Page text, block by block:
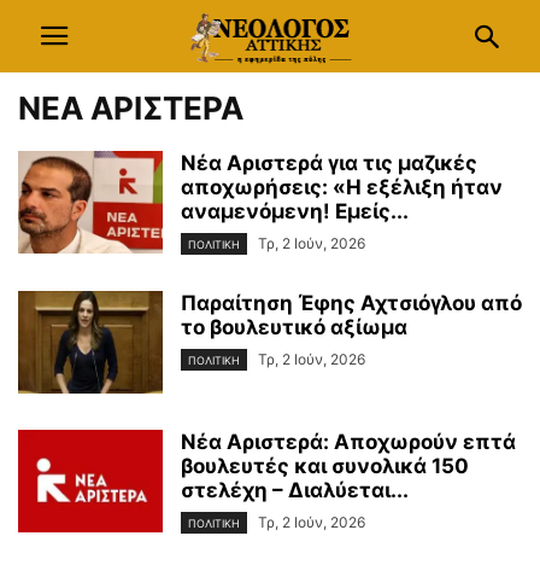
ΝΕΑ ΑΡΙΣΤΕΡΑ
Νέα Αριστερά για τις μαζικές
αποχωρήσεις: «Η εξέλιξη ήταν
αναμενόμενη! Εμείς...
ΠΟΛΙΤΙΚΗ Τρ, 2 Ιούν, 2026
Παραίτηση Έφης Αχτσιόγλου από
το βουλευτικό αξίωμα
ΠΟΛΙΤΙΚΗ Τρ, 2 Ιούν, 2026
Νέα Αριστερά: Αποχωρούν επτά
βουλευτές και συνολικά 150
στελέχη – Διαλύεται...
ΠΟΛΙΤΙΚΗ Τρ, 2 Ιούν, 2026